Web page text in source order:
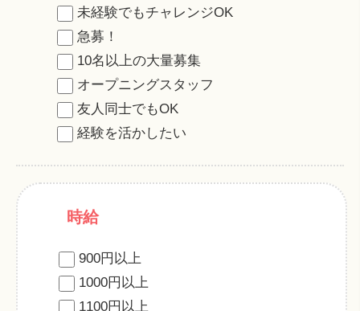
未経験でもチャレンジOK
急募！
10名以上の大量募集
オープニングスタッフ
友人同士でもOK
経験を活かしたい
時給
900円以上
1000円以上
1100円以上